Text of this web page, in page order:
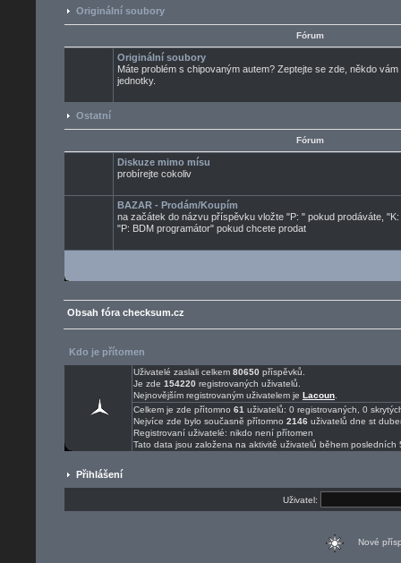
Originální soubory
Fórum
Originální soubory
Máte problém s chipovaným autem? Zeptejte se zde, někdo
jednotky.
Ostatní
Fórum
Diskuze mimo mísu
probírejte cokoliv
BAZAR - Prodám/Koupím
na začátek do názvu příspěvku vložte "P: " pokud prodáváte,
"P: BDM programátor" pokud chcete prodat
Obsah fóra checksum.cz
Kdo je přítomen
Uživatelé zaslali celkem 80650 příspěvků.
Je zde 154220 registrovaných uživatelů.
Nejnovějším registrovaným uživatelem je Lacoun
Celkem je zde přítomno 61 uživatelů: 0 registrovaných, 0
Nejvíce zde bylo současně přítomno 2146 uživatelů dne st
Registrovaní uživatelé: nikdo není přítomen
Tato data jsou založena na aktivitě uživatelů během posledních
Přihlášení
Uživatel:
Nové